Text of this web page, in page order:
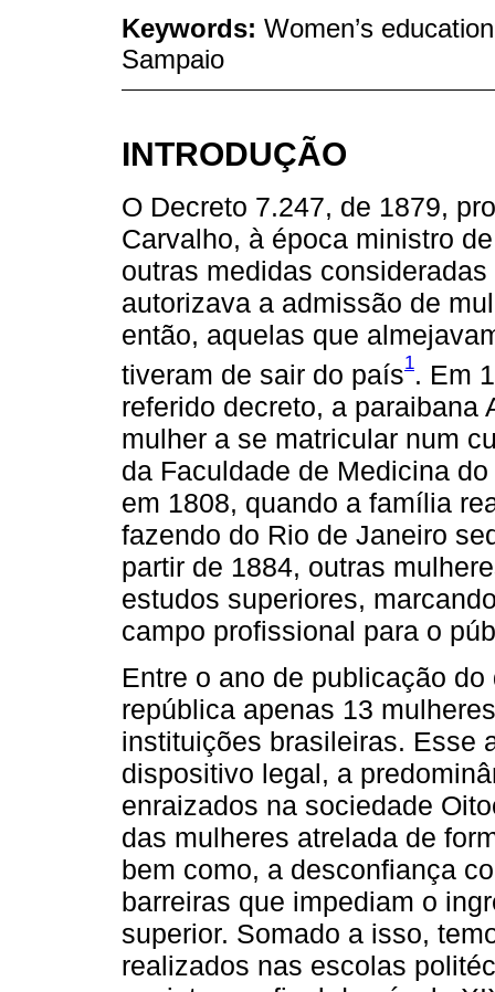
Keywords: Women’s
Sampaio
INTRODUÇÃO
O Decreto 7.247, de 1879,
Carvalho, à época ministro
outras medidas
autorizava a admissão de
então, aquelas que
tiveram de sair do país1. Em
referido decreto, a paraibana
mulher a se matricular num
da Faculdade de Medicina
em 1808, quando a família
fazendo do Rio de Janeiro
partir de 1884, outras
estudos superiores,
campo profissional para o
Entre o ano de publicação
república apenas 13
instituições brasileiras. Esse
dispositivo legal, a
enraizados na sociedade
das mulheres atrelada de
bem como, a desconfiança
barreiras que impediam o
superior. Somado a isso,
realizados nas escolas